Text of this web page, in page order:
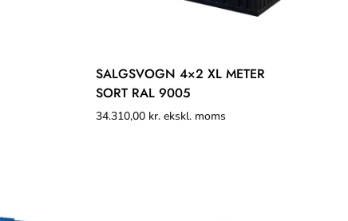
SALGSVOGN 4×2 XL METER
SORT RAL 9005
34.310,00 kr. ekskl. moms